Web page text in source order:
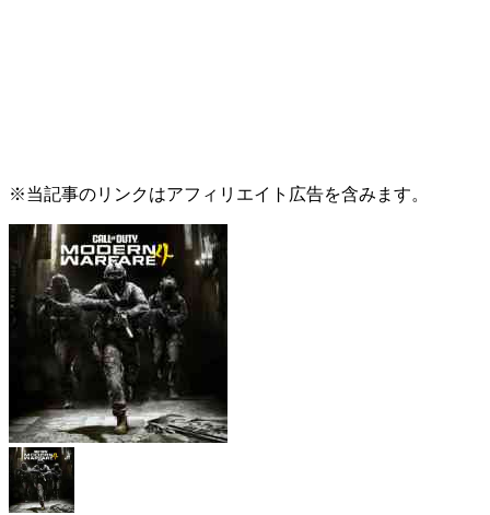
※当記事のリンクはアフィリエイト広告を含みます。